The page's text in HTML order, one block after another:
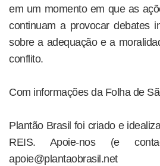
em um momento em que as
continuam a provocar debates
sobre a adequação e a
conflito.
Com informações da Folha de
Plantão Brasil foi criado e
REIS. Apoie-nos (e
apoie@plantaobrasil.net